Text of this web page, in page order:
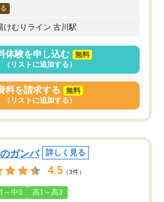
けむりライン 古川駅
体験を申し込む
無料
（リストに追加する）
料を請求する
無料
（リストに追加する）
ガンバ 詳しく見る
4.5 （3件）
～中3 高1～高3